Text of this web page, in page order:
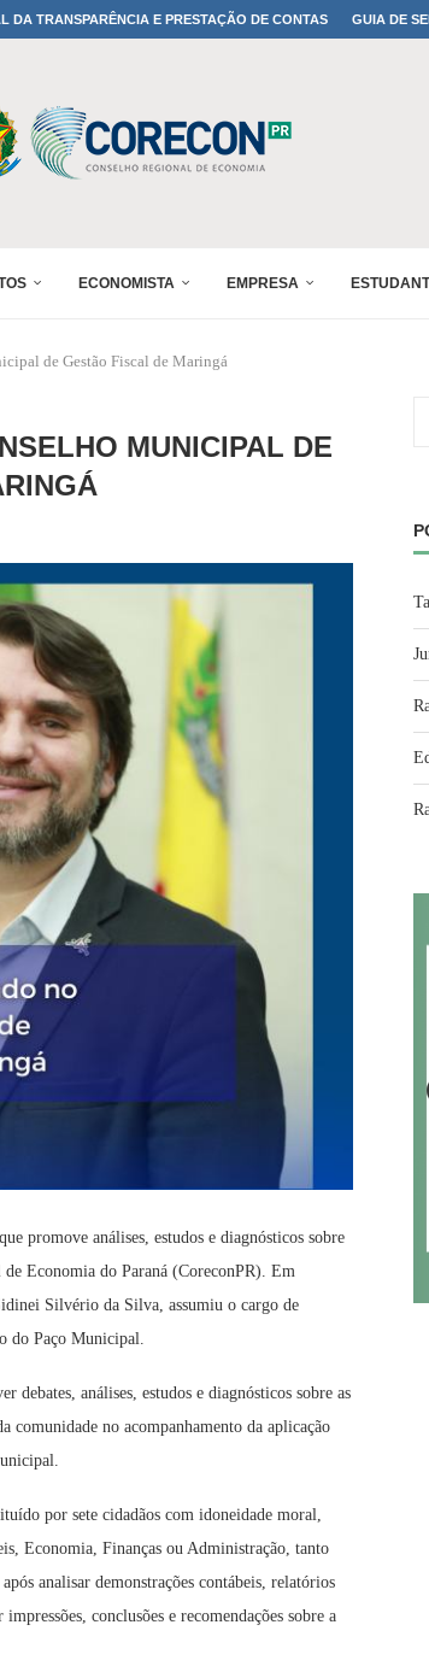
DA TRANSPARÊNCIA E PRESTAÇÃO DE CONTAS GUIA DE
ECONOMISTA EMPRESA
de Gestão Fiscal de Maringá
MUNICIPAL DE
promove análises, estudos e diagnósticos sobre
Economia do Paraná (CoreconPR). Em
Silvério da Silva, assumiu o cargo de
do Paço Municipal.
debates, análises, estudos e diagnósticos sobre as
comunidade no acompanhamento da aplicação
por sete cidadãos com idoneidade moral,
Economia, Finanças ou Administração, tanto
analisar demonstrações contábeis, relatórios
conclusões e recomendações sobre a